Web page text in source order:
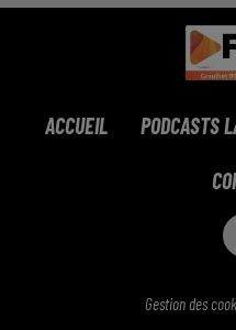
ACCUEIL PODCASTS
Gestion des